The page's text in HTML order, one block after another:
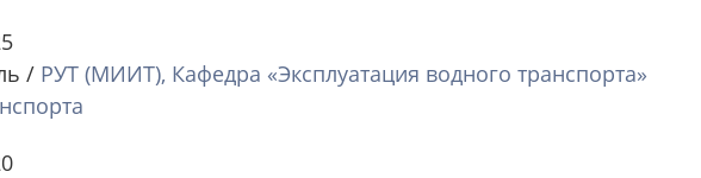
/ РУТ (МИИТ), Кафедра «Эксплуатация водного транспорта»